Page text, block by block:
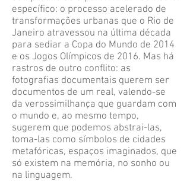
específico: o processo acelerado de
transformações urbanas que o Rio de
Janeiro atravessou na última década
para sediar a Copa do Mundo de 2014
e os Jogos Olímpicos de 2016. Mas há
rastros de outro conflito: as
fotografias documentais querem ser
documentos de um real, valendo-se
da verossimilhança que guardam com
o mundo e, ao mesmo tempo,
sugerem que podemos abstrai-las,
toma-las como símbolos de cidades
metafóricas, espaços imaginados, que
só existem na memória, no sonho ou
na linguagem.